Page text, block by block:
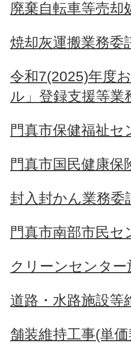
廃棄自転車等売却
焼却灰運搬業務委
令和7(2025)年度
ル」登録支援等業
門真市保健福祉
門真市国民健康保
封入封かん業務委
門真市南部市民
クリーンセンタ
道路・水路施設等
舗装維持工事(単